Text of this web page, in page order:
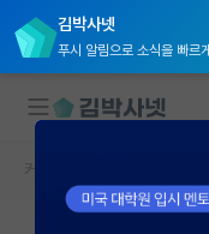
김박사넷
푸시 알림으로 소식을 빠르게
대학원생 모집
커뮤니티 홈